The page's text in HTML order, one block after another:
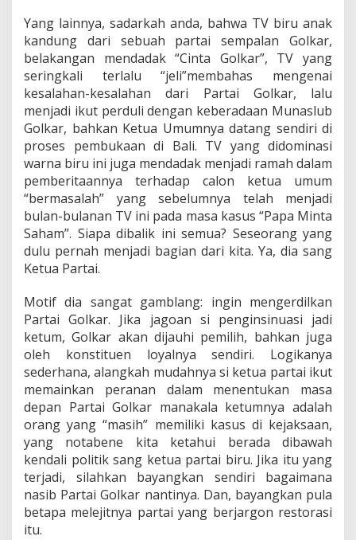
n
u
n
g
a
n
U
n
t
k
K
a
d
e
r
G
a
r
)
Yang lainnya, sadarkah anda, bahwa TV biru anak
kandung dari sebuah partai sempalan Golkar,
belakangan mendadak “Cinta Golkar”, TV yang
seringkali terlalu “jeli”membahas mengenai
kesalahan-kesalahan dari Partai Golkar, lalu
menjadi ikut perduli dengan keberadaan Munaslub
Golkar, bahkan Ketua Umumnya datang sendiri di
proses pembukaan di Bali. TV yang didominasi
warna biru ini juga mendadak menjadi ramah dalam
pemberitaannya terhadap calon ketua umum
“bermasalah” yang sebelumnya telah menjadi
bulan-bulanan TV ini pada masa kasus “Papa Minta
Saham”. Siapa dibalik ini semua? Seseorang yang
dulu pernah menjadi bagian dari kita. Ya, dia sang
Ketua Partai.
Motif dia sangat gamblang: ingin mengerdilkan
Partai Golkar. Jika jagoan si penginsinuasi jadi
ketum, Golkar akan dijauhi pemilih, bahkan juga
oleh konstituen loyalnya sendiri. Logikanya
sederhana, alangkah mudahnya si ketua partai ikut
memainkan peranan dalam menentukan masa
depan Partai Golkar manakala ketumnya adalah
orang yang “masih” memiliki kasus di kejaksaan,
yang notabene kita ketahui berada dibawah
kendali politik sang ketua partai biru. Jika itu yang
terjadi, silahkan bayangkan sendiri bagaimana
nasib Partai Golkar nantinya. Dan, bayangkan pula
betapa melejitnya partai yang berjargon restorasi
itu.